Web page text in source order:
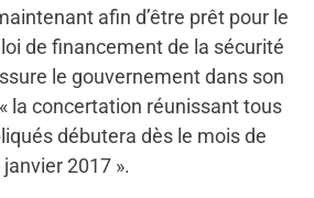
afin d’être prêt pour le
de financement de la sécurité
le gouvernement dans son
la concertation réunissant tous
débutera dès le mois de
janvier 2017 ».